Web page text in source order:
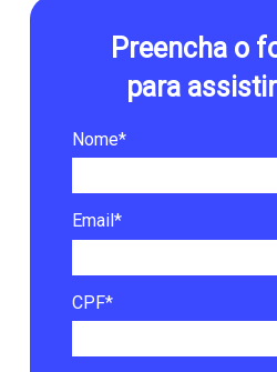
Preencha o
para
Nome*
Email*
CPF*